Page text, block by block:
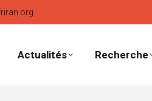
Actualités Recherche